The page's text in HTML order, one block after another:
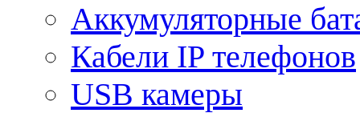
Аккумуляторные
Кабели IP телефонов
USB камеры